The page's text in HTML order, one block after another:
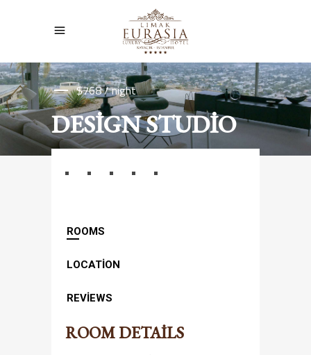
$768 / night
DESIGN STUDIO
ROOMS
LOCATION
REVIEWS
ROOM DETAILS